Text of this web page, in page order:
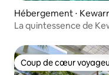
Hébergement ⋅
La quintessence de
Coup de cœur
Coup de cœur